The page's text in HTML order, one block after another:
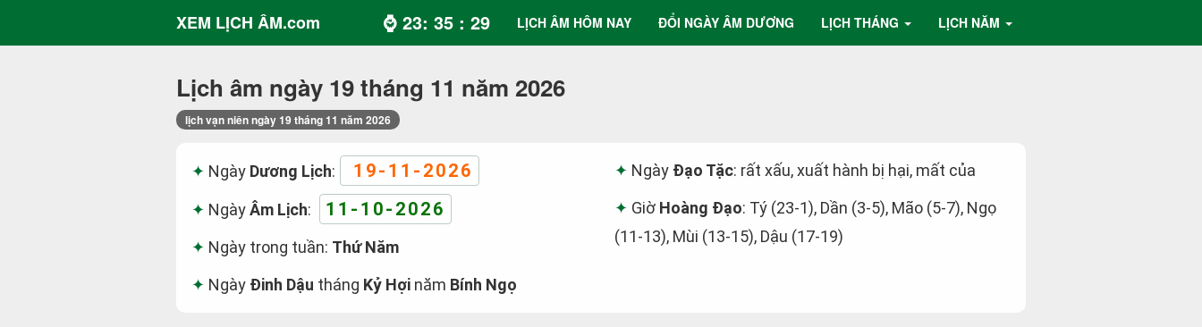
XEM LỊCH ÂM.com ⌚ 23: 35 : 29 LỊCH ÂM HÔM NAY ĐỔI NGÀY ÂM DƯƠNG LỊCH THÁNG LỊCH NĂM
Lịch âm ngày 19 tháng 11 năm 2026
lịch vạn niên ngày 19 tháng 11 năm 2026
Ngày Dương Lịch: 19-11-2026
NgàyÂm Lịch: 11-10-2026
Ngày trong tuần: Thứ Năm
Ngày Đinh Dậu tháng Kỷ Hợi năm Bính Ngọ
Ngày Đạo Tặc: rất xấu, xuất hành bị hại, mất của
Giờ Hoàng Đạo: Tý (23-1), Dần (3-5), Mão (5-7), Ngọ
(11-13), Mùi (13-15), Dậu (17-19)